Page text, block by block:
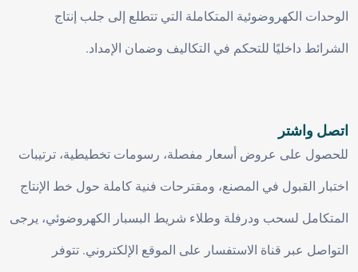
الوحدات الكهروضوئية المتكاملة التي تتطلع إلى جلب إنتاج
الشرائط داخليًا للتحكم في التكاليف وضمان الإمداد.
اتصل واشتر
للحصول على عروض أسعار مفصلة، رسومات تخطيطية، ترتيبات
اختبار القبول في المصنع، ومقترحات فنية كاملة حول خط الإنتاج
المتكامل لسحب ودرفلة وطلاء شريط البسبار الكهروضوئي، يرجى
التواصل عبر قناة الاستفسار على الموقع الإلكتروني. تتوفر